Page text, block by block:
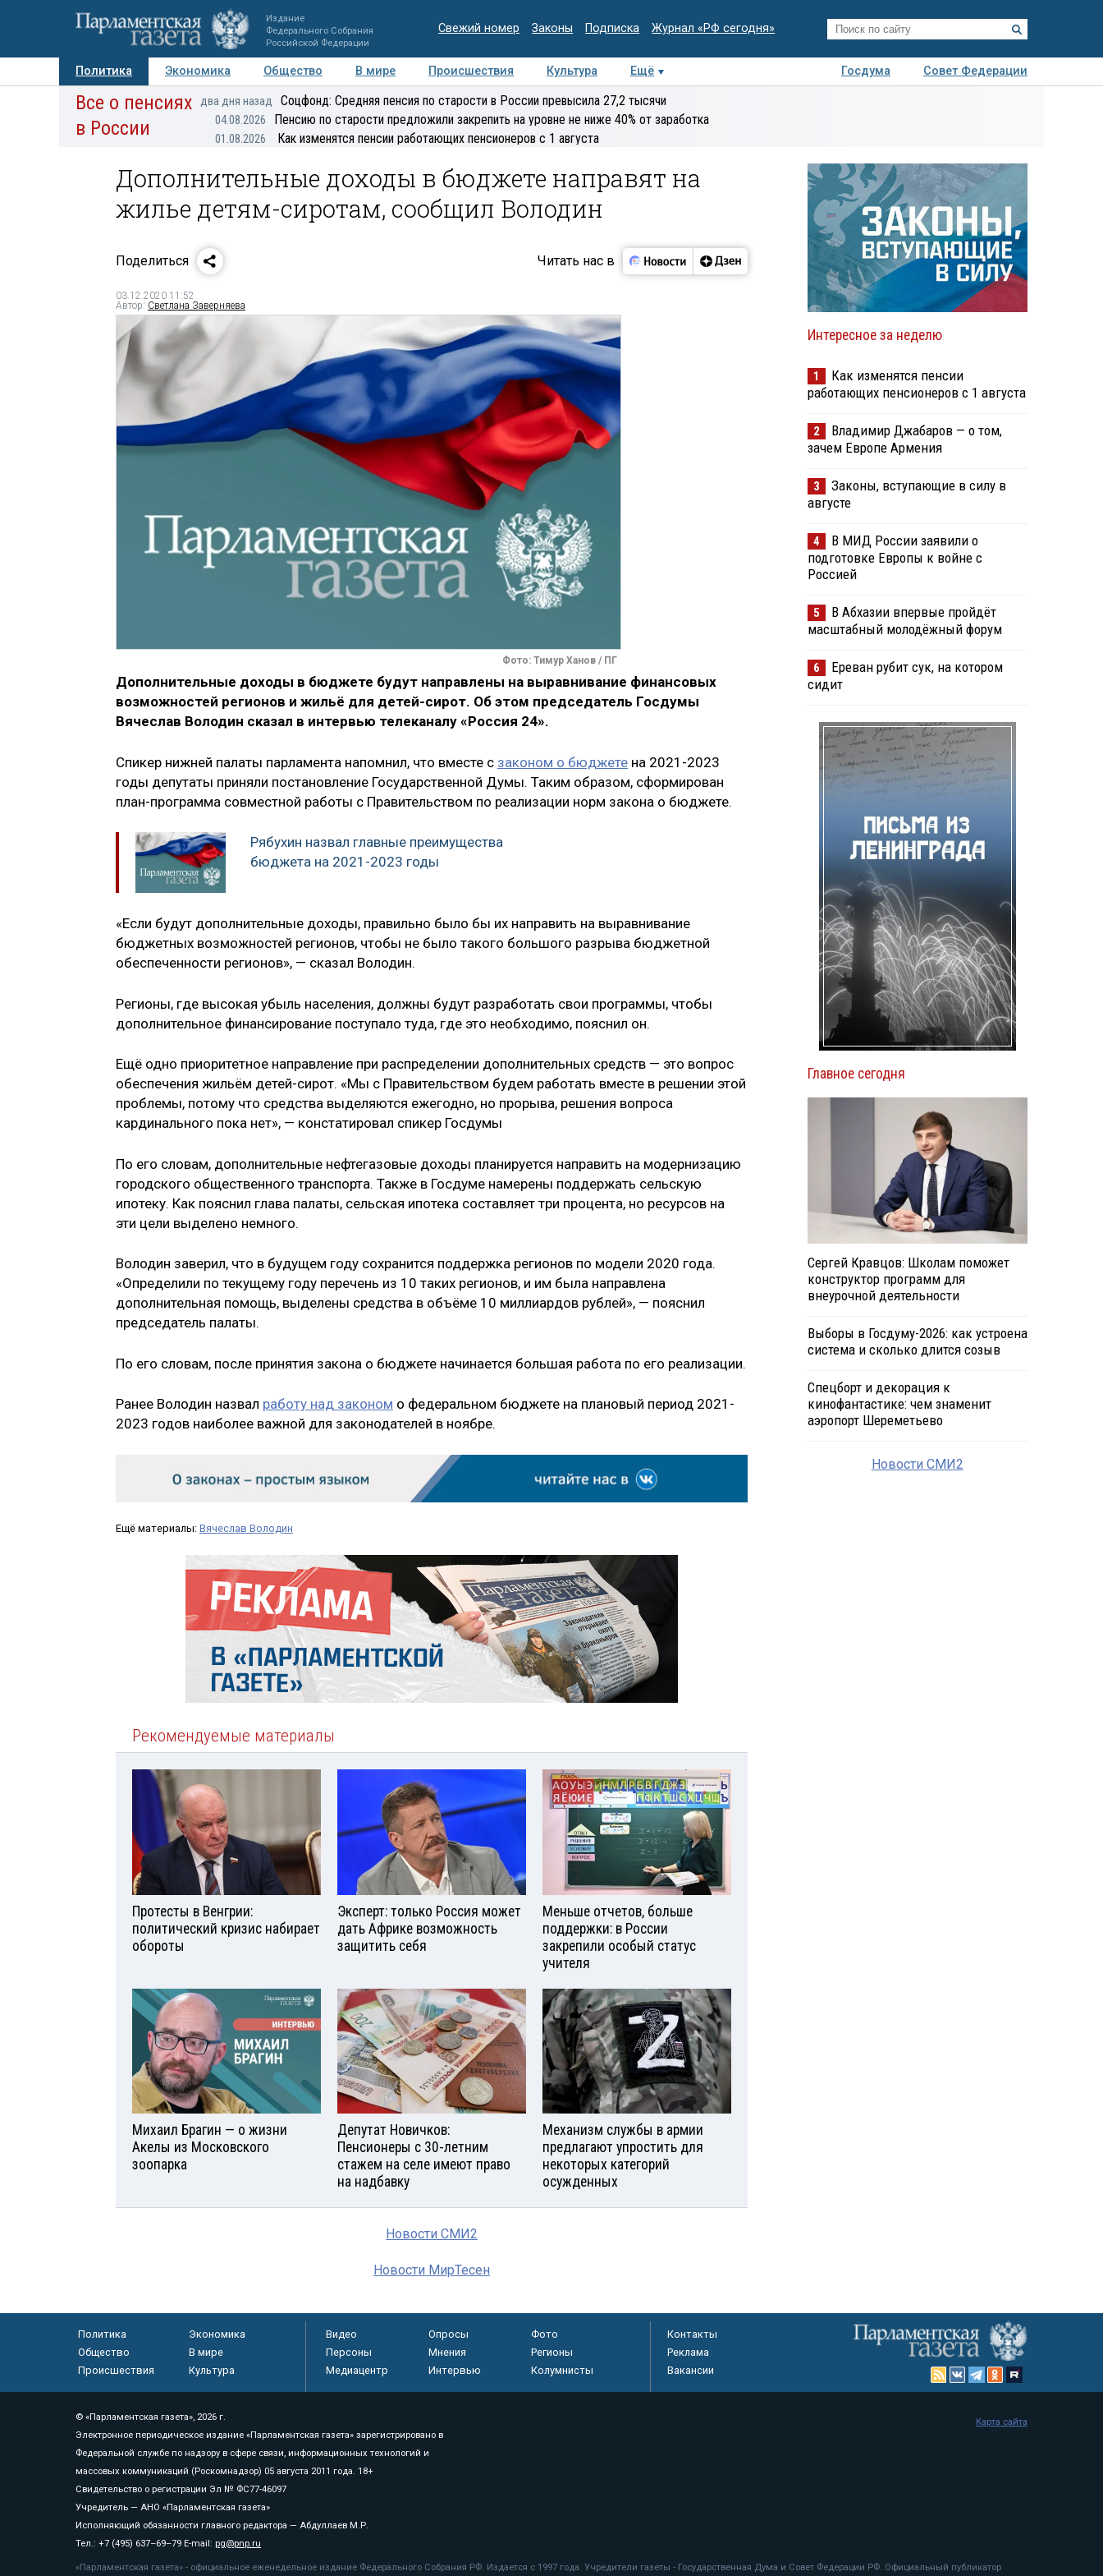
Издание
Федерального Собрания
Российской Федерации
Свежий номер Законы Подписка Журнал «РФ сегодня»
Политика Экономика Общество В мире Происшествия Культура Ещё Госдума
Совет Федерации
Авторы Персоны Мнения Регионы Медиацентр Интервью Колумнисты
Все о пенсиях
в России
два дня назад Соцфонд: Средняя пенсия по старости в России превысила 27,2 тысячи
04.08.2026 Пенсию по старости предложили закрепить на уровне не ниже 40% от заработка
01.08.2026 Как изменятся пенсии работающих пенсионеров с 1 августа
Дополнительные доходы в бюджете направят на
жилье детям-сиротам, сообщил Володин
Поделиться Читать нас в
03.12.2020 11:52
Автор: Светлана Заверняева
Фото: Тимур Ханов / ПГ
Дополнительные доходы в бюджете будут направлены на выравнивание финансовых
возможностей регионов и жильё для детей-сирот. Об этом председатель Госдумы
Вячеслав Володин сказал в интервью телеканалу «Россия 24».
Спикер нижней палаты парламента напомнил, что вместе с законом о бюджете на 2021-2023
годы депутаты приняли постановление Государственной Думы. Таким образом, сформирован
план-программа совместной работы с Правительством по реализации норм закона о бюджете.
Рябухин назвал главные преимущества
бюджета на 2021-2023 годы
«Если будут дополнительные доходы, правильно было бы их направить на выравнивание
бюджетных возможностей регионов, чтобы не было такого большого разрыва бюджетной
обеспеченности регионов», — сказал Володин.
Регионы, где высокая убыль населения, должны будут разработать свои программы, чтобы
дополнительное финансирование поступало туда, где это необходимо, пояснил он.
Ещё одно приоритетное направление при распределении дополнительных средств — это вопрос
обеспечения жильём детей-сирот. «Мы с Правительством будем работать вместе в решении этой
проблемы, потому что средства выделяются ежегодно, но прорыва, решения вопроса
кардинального пока нет», — констатировал спикер Госдумы
По его словам, дополнительные нефтегазовые доходы планируется направить на модернизацию
городского общественного транспорта. Также в Госдуме намерены поддержать сельскую
ипотеку. Как пояснил глава палаты, сельская ипотека составляет три процента, но ресурсов на
эти цели выделено немного.
Володин заверил, что в будущем году сохранится поддержка регионов по модели 2020 года.
«Определили по текущему году перечень из 10 таких регионов, и им была направлена
дополнительная помощь, выделены средства в объёме 10 миллиардов рублей», — пояснил
председатель палаты.
По его словам, после принятия закона о бюджете начинается большая работа по его реализации.
Ранее Володин назвал работу над законом о федеральном бюджете на плановый период 2021-
2023 годов наиболее важной для законодателей в ноябре.
Ещё материалы: Вячеслав Володин
Рекомендуемые материалы
Протесты в Венгрии:
политический кризис набирает
обороты
Эксперт: только Россия может
дать Африке возможность
защитить себя
Меньше отчетов, больше
поддержки: в России
закрепили особый статус
учителя
Михаил Брагин — о жизни
Акелы из Московского
зоопарка
Депутат Новичков:
Пенсионеры с 30-летним
стажем на селе имеют право
на надбавку
Механизм службы в армии
предлагают упростить для
некоторых категорий
осужденных
Новости СМИ2
Новости МирТесен
Интересное за неделю
1
Как изменятся пенсии
работающих пенсионеров с 1 августа
2
Владимир Джабаров — о том,
зачем Европе Армения
3
Законы, вступающие в силу в
августе
4
В МИД России заявили о
подготовке Европы к войне с
Россией
5
В Абхазии впервые пройдёт
масштабный молодёжный форум
6
Ереван рубит сук, на котором
сидит
Главное сегодня
Сергей Кравцов: Школам поможет
конструктор программ для
внеурочной деятельности
Выборы в Госдуму-2026: как устроена
система и сколько длится созыв
Спецборт и декорация к
кинофантастике: чем знаменит
аэропорт Шереметьево
Новости СМИ2
Политика
Экономика
Общество
В мире
Происшествия
Культура
Видео Опросы
Фото
Персоны
Мнения
Регионы
Медиацентр
Интервью Колумнисты
Контакты
Реклама
Вакансии
© «Парламентская газета», 2026 г.
Электронное периодическое издание «Парламентская газета» зарегистрировано в
Федеральной службе по надзору в сфере связи, информационных технологий и
массовых коммуникаций (Роскомнадзор) 05 августа 2011 года. 18+
Свидетельство о регистрации Эл № ФС77-46097
Учредитель — АНО «Парламентская газета»
Исполняющий обязанности главного редактора — Абдуллаев М.Р.
Тел.: +7 (495) 637–69–79 E-mail: pg@pnp.ru
«Парламентская газета» - официальное еженедельное издание Федерального Собрания РФ. Издается с 1997 года. Учредители газеты - Государственная Дума и Совет Федерации РФ. Официальный публикатор
Карта сайта